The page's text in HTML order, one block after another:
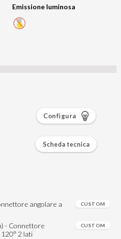
Emissione luminosa
angolare a
CUSTOM
- Connettore
2 lati
CUSTOM
Configura
Scheda tecnica